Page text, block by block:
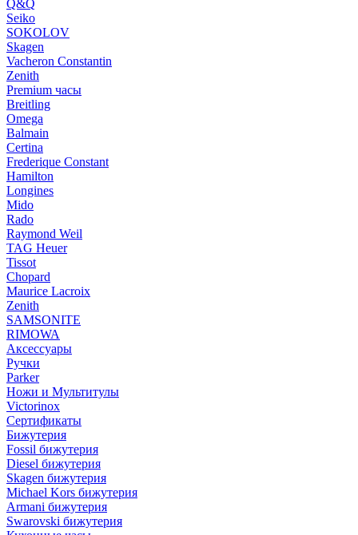
Q&Q
Seiko
SOKOLOV
Skagen
Vacheron Constantin
Zenith
Premium часы
Breitling
Omega
Balmain
Certina
Frederique Constant
Hamilton
Longines
Mido
Rado
Raymond Weil
TAG Heuer
Tissot
Chopard
Maurice Lacroix
Zenith
SAMSONITE
RIMOWA
Аксессуары
Ручки
Parker
Ножи и Мультитулы
Victorinox
Сертификаты
Бижутерия
Fossil бижутерия
Diesel бижутерия
Skagen бижутерия
Michael Kors бижутерия
Armani бижутерия
Swarovski бижутерия